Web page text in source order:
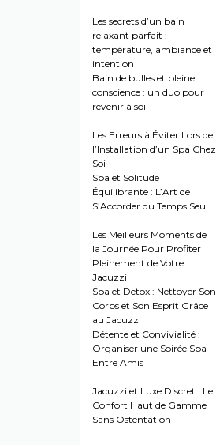
Les secrets d’un bain
relaxant parfait :
température, ambiance et
intention
Bain de bulles et pleine
conscience : un duo pour
revenir à soi
Les Erreurs à Éviter Lors de
l’Installation d’un Spa Chez
Soi
Spa et Solitude
Équilibrante : L’Art de
S’Accorder du Temps Seul
Les Meilleurs Moments de
la Journée Pour Profiter
Pleinement de Votre
Jacuzzi
Spa et Detox : Nettoyer Son
Corps et Son Esprit Grâce
au Jacuzzi
Détente et Convivialité :
Organiser une Soirée Spa
Entre Amis
Jacuzzi et Luxe Discret : Le
Confort Haut de Gamme
Sans Ostentation